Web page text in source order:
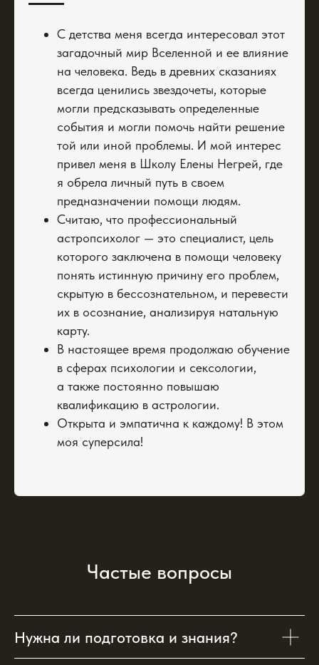
С детства меня всегда интересовал этот
загадочный мир Вселенной и ее влияние
на человека. Ведь в древних сказаниях
всегда ценились звездочеты, которые
могли предсказывать определенные
события и могли помочь найти решение
той или иной проблемы. И мой интерес
привел меня в Школу Елены Негрей, где
я обрела личный путь в своем
предназначении помощи людям.
Считаю, что профессиональный
астропсихолог — это специалист, цель
которого заключена в помощи человеку
понять истинную причину его проблем,
скрытую в бессознательном, и перевести
их в осознание, анализируя натальную
карту.
В настоящее время продолжаю обучение
в сферах психологии и сексологии,
а также постоянно повышаю
квалификацию в астрологии.
Открыта и эмпатична к каждому! В этом
моя суперсила!
Частые вопросы
Нужна ли подготовка и знания?
+7 933 091 75 19 (номер для звонков)
+7 988 354-64-64 (Telegram, Viber)
Telegram - @astroshkolanegrey